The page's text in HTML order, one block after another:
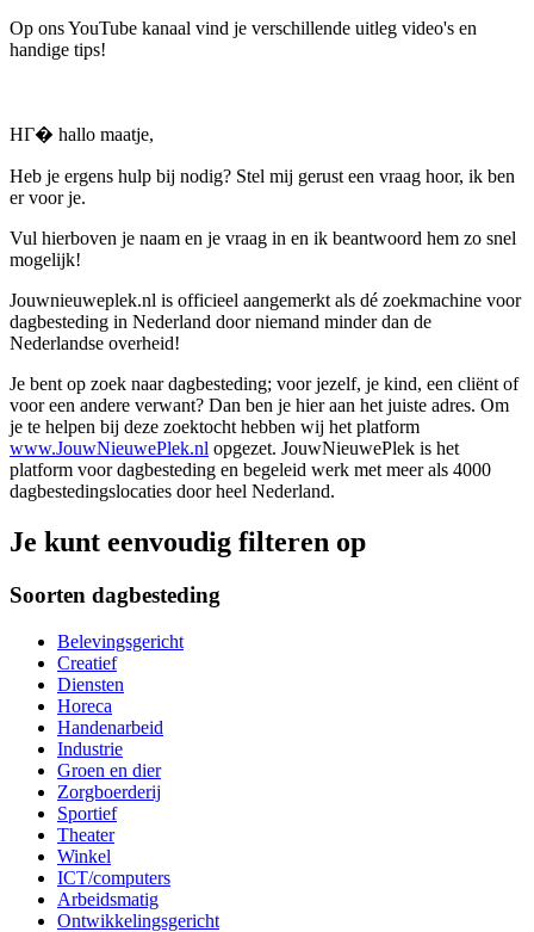
Op ons YouTube kanaal vind je verschillende uitleg video's en
handige tips!
HГ� hallo maatje,
Heb je ergens hulp bij nodig? Stel mij gerust een vraag hoor, ik ben
er voor je.
Vul hierboven je naam en je vraag in en ik beantwoord hem zo snel
mogelijk!
Jouwnieuweplek.nl is officieel aangemerkt als dé zoekmachine voor
dagbesteding in Nederland door niemand minder dan de
Nederlandse overheid!
Je bent op zoek naar dagbesteding; voor jezelf, je kind, een cliënt of
voor een andere verwant? Dan ben je hier aan het juiste adres. Om
je te helpen bij deze zoektocht hebben wij het platform
www.JouwNieuwePlek.nl opgezet. JouwNieuwePlek is het
platform voor dagbesteding en begeleid werk met meer als 4000
dagbestedingslocaties door heel Nederland.
Je kunt eenvoudig filteren op
Soorten dagbesteding
Belevingsgericht
Creatief
Diensten
Horeca
Handenarbeid
Industrie
Groen en dier
Zorgboerderij
Sportief
Theater
Winkel
ICT/computers
Arbeidsmatig
Ontwikkelingsgericht